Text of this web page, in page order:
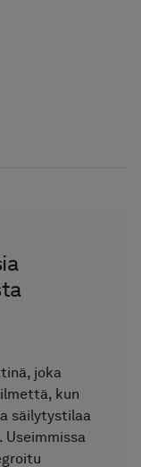
joka
kun
säilytystilaa
Useimmissa